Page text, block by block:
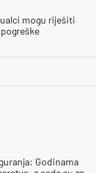
mogu riješiti
Godinama